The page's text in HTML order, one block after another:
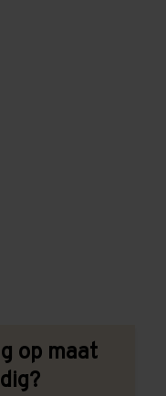
op maat